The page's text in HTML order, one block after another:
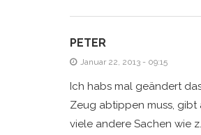
PETER
Januar 22, 2013 - 09:15
Ich habs mal geändert
Zeug abtippen muss,
viele andere Sachen wie